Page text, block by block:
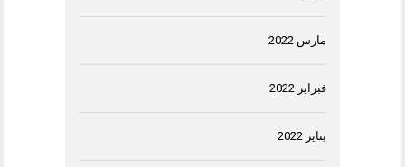
مارس 2022
فبراير 2022
يناير 2022